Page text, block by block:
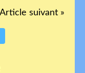
Article suivant »